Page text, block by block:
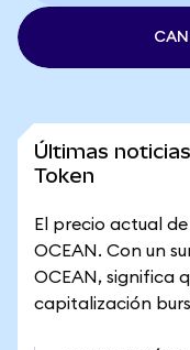
Últimas
Token
El precio actual
OCEAN. Con un
OCEAN, significa
capitalización